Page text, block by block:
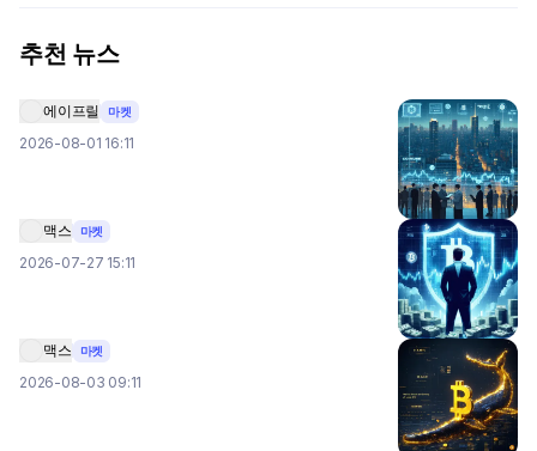
추천 뉴스
에이프릴 마켓
2026-08-01 16:11
맥스 마켓
2026-07-27 15:11
맥스 마켓
2026-08-03 09:11